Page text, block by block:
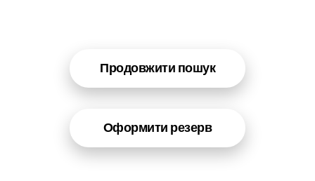
Продовжити пошук
Оформити резерв